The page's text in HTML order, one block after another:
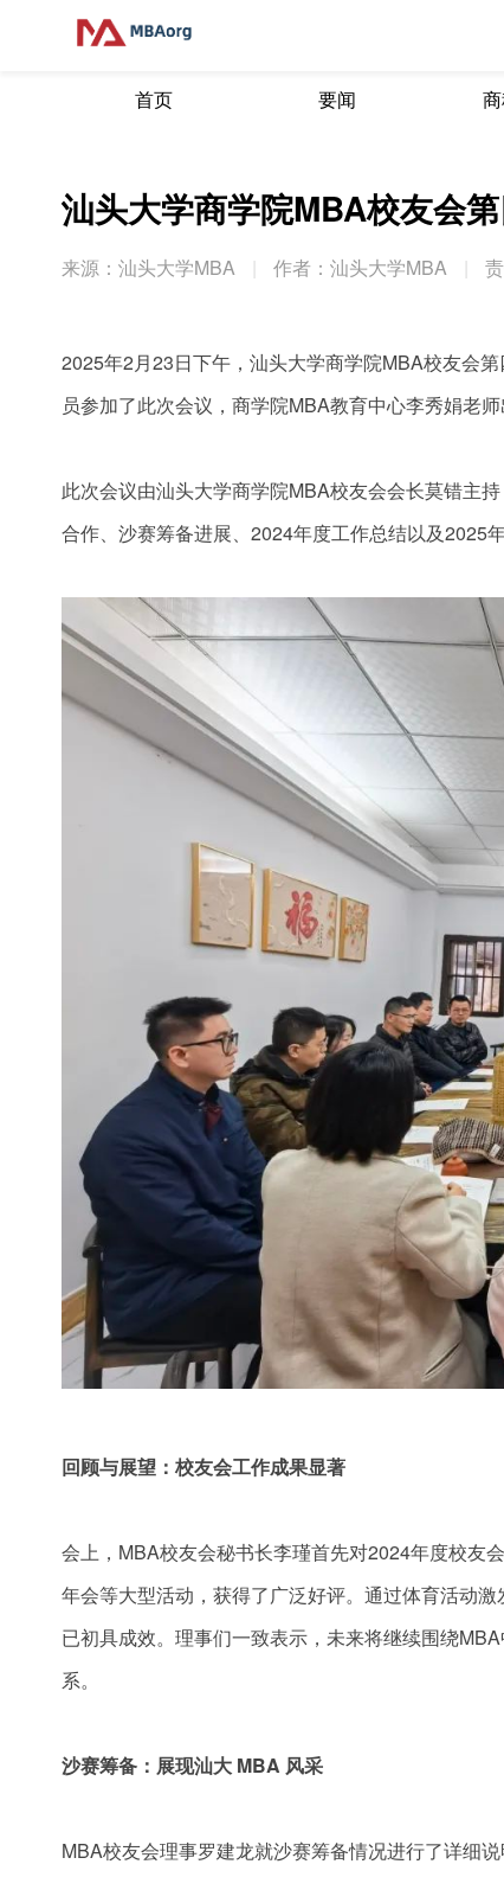
首页 要闻
汕头大学商学院MBA校友会
来源：汕头大学MBA 作者：汕头大学MBA
2025年2月23日下午，汕头大学商学院MBA校友会
员参加了此次会议，商学院MBA教育中心李秀娟老师
此次会议由汕头大学商学院MBA校友会会长莫错主
合作、沙赛筹备进展、2024年度工作总结以及2025
回顾与展望：校友会工作成果显著
会上，MBA校友会秘书长李瑾首先对2024年度校友
年会等大型活动，获得了广泛好评。通过体育活动
已初具成效。理事们一致表示，未来将继续围绕
系。
沙赛筹备：展现汕大 MBA 风采
MBA校友会理事罗建龙就沙赛筹备情况进行了详细